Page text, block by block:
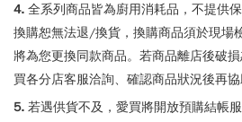
4. 全系列商品皆為廚用消耗品，不提供
換購恕無法退/換貨，換購商品須於現場
將為您更換同款商品。若商品離店後破
買各分店客服洽詢、確認商品狀況後再協
5. 若遇供貨不及，愛買將開放預購結帳